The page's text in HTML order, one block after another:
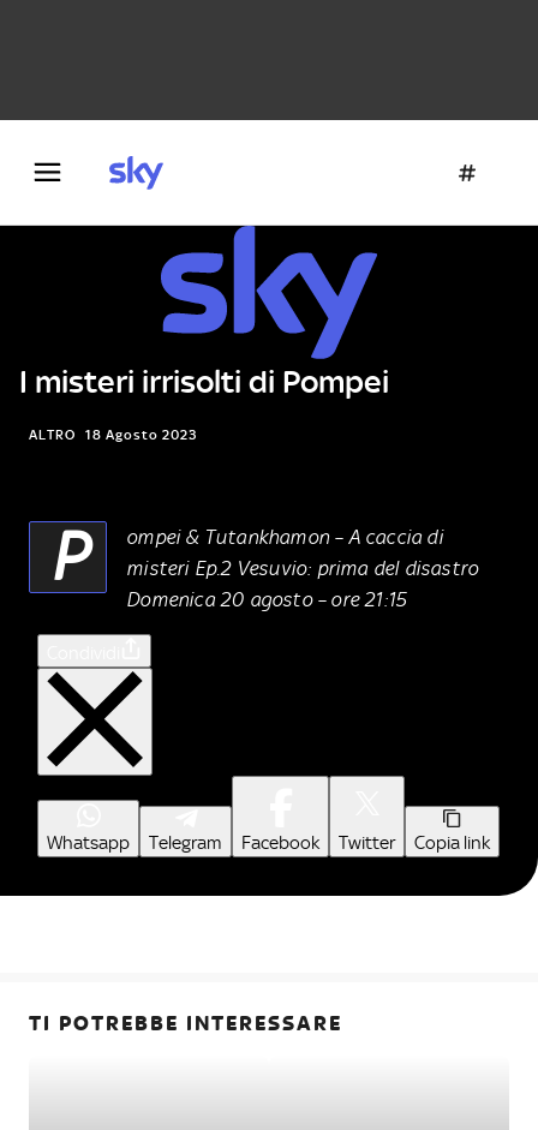
I misteri irrisolti di Pompei
ALTRO 18 Agosto 2023
P
ompei & Tutankhamon – A caccia di
misteri Ep.2 Vesuvio: prima del disastro
Domenica 20 agosto – ore 21:15
Whatsapp Telegram Facebook Twitter Copia link
TI POTREBBE INTERESSARE